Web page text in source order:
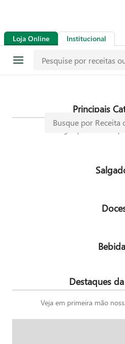
Loja Online Institucional
Mais de mil
Principais
Navegue pelas nossas
Destaques
Veja em primeira mão